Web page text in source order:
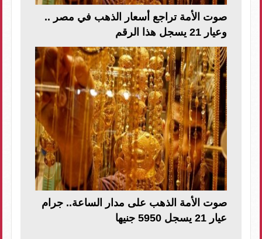
صوت الأمة تراجع أسعار الذهب في مصر ..
وعيار 21 يسجل هذا الرقم
صوت الأمة الذهب على مدار الساعة.. جرام
عيار 21 يسجل 5950 جنيها